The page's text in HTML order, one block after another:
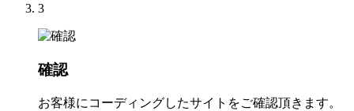
3
確認
お客様にコーディングしたサイトをご確認頂きます。